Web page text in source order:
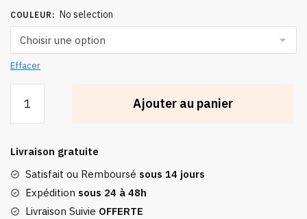
COULEUR : No selection
Effacer
Porte
Sur
Pied
Métallique
Hollywood
Ajouter au panier
Livraison gratuite
Satisfait ou Remboursé sous 14 jours
Expédition sous 24 à 48h
Livraison Suivie OFFERTE